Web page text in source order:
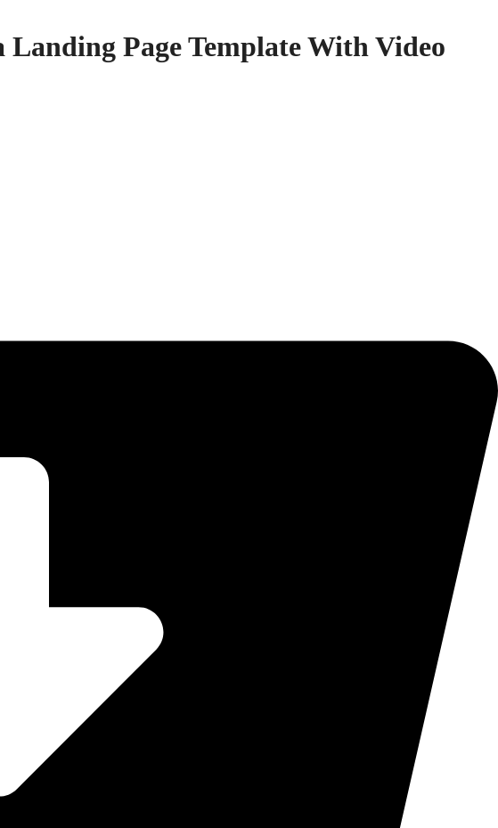
Landing Page Template With Video